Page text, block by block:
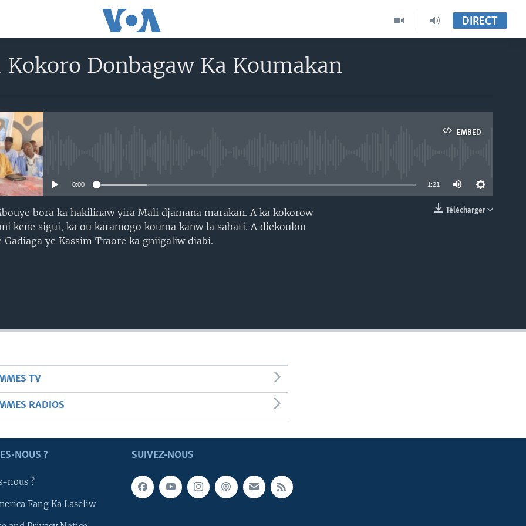
DIRECT
Kokoro Donbagaw Ka Koumakan
EMBED
0:00 1:21
Télécharger
bora ka hakilinaw yira Mali djamana marakan. A ka kokorow
kene sigui, ka ou karamogo kouma kanw la sabati. A diekoulou
ye Kassim Traore ka gniigaliw diabi.
TV
RADIOS
SUIVEZ-NOUS
NOUS ?
nous ?
Fang Ka Laseliw